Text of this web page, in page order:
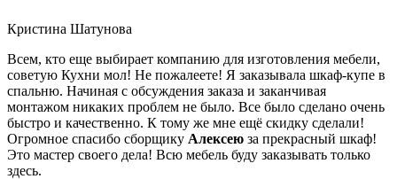
Кристина Шатунова
Всем, кто еще выбирает компанию для изготовления мебели,
советую Кухни мол! Не пожалеете! Я заказывала шкаф-купе в
спальню. Начиная с обсуждения заказа и заканчивая
монтажом никаких проблем не было. Все было сделано очень
быстро и качественно. К тому же мне ещё скидку сделали!
Огромное спасибо сборщику Алексею за прекрасный шкаф!
Это мастер своего дела! Всю мебель буду заказывать только
здесь.